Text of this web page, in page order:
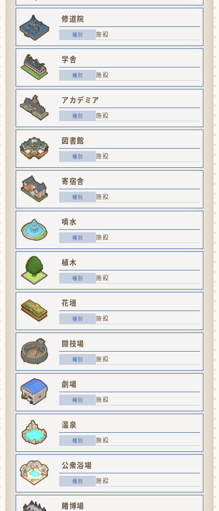
修道院
施設
学舎
施設
アカデミア
施設
図書館
施設
寄宿舎
施設
噴水
施設
植木
施設
花壇
施設
闘技場
施設
劇場
施設
温泉
施設
公衆浴場
施設
賭博場